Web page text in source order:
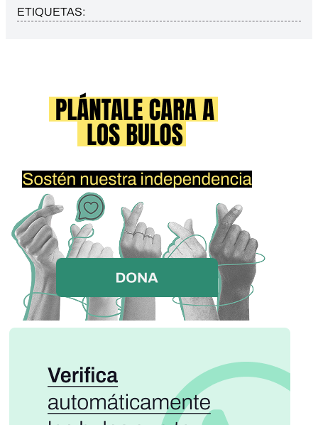
ETIQUETAS: